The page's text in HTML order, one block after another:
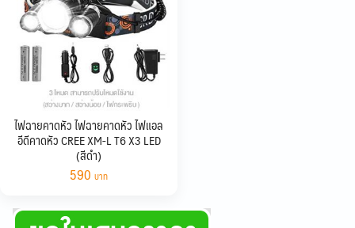
ไฟฉายคาดหัว ไฟฉายคาดหัว ไฟแอล
อีดีคาดหัว CREE XM-L T6 X3 LED
(สีดำ)
590